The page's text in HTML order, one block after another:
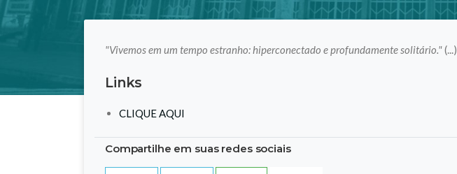
"Vivemos em um tempo estranho: hiperconectado e profundamente solitário."(...)
Links
CLIQUE AQUI
Compartilhe em suas redes sociais